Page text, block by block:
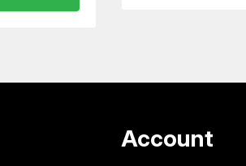
Account